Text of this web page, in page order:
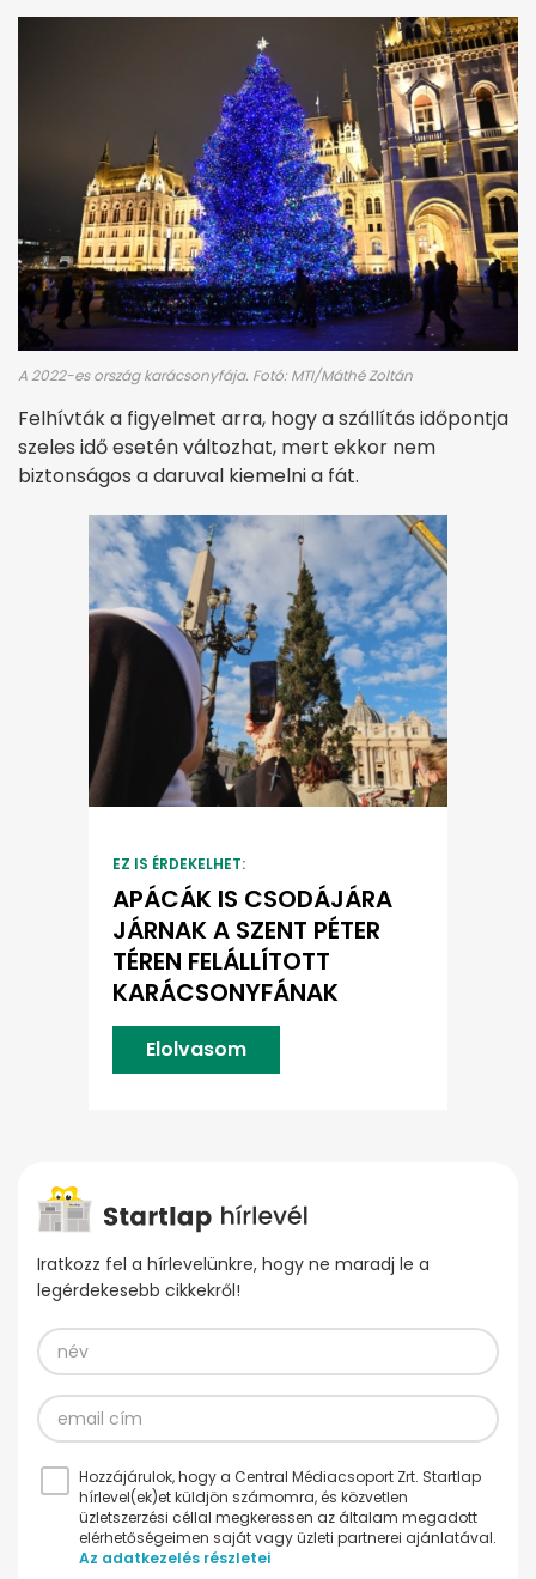
A 2022-es ország karácsonyfája. Fotó: MTI/Máthé Zoltán
Felhívták a figyelmet arra, hogy a szállítás időpontja
szeles idő esetén változhat, mert ekkor nem
biztonságos a daruval kiemelni a fát.
EZ IS ÉRDEKELHET:
APÁCÁK IS CSODÁJÁRA
JÁRNAK A SZENT PÉTER
TÉREN FELÁLLÍTOTT
KARÁCSONYFÁNAK
Elolvasom
Iratkozz fel a hírlevelünkre, hogy ne maradj le a
legérdekesebb cikkekről!
Hozzájárulok, hogy a Central Médiacsoport Zrt. Startlap
hírlevel(ek)et küldjön számomra, és közvetlen
üzletszerzési céllal megkeressen az általam megadott
elérhetőségeimen saját vagy üzleti partnerei ajánlatával.
Az adatkezelés részletei